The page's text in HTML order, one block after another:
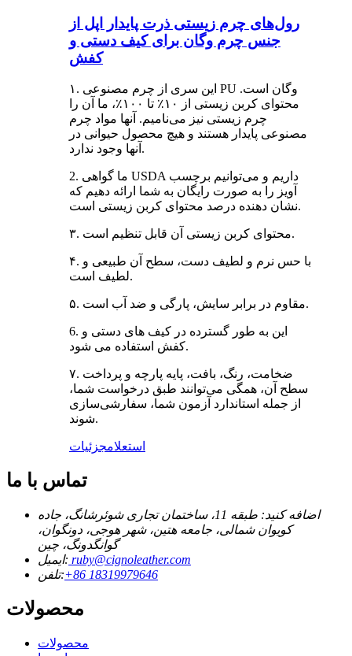
رول‌های چرم زیستی ذرت پایدار اپل از
جنس چرم وگان برای کیف دستی و
کفش
۱. این سری از چرم مصنوعی PU وگان است.
محتوای کربن زیستی از ۱۰٪ تا ۱۰۰٪، ما آن را
چرم زیستی نیز می‌نامیم. آنها مواد چرم
مصنوعی پایدار هستند و هیچ محصول حیوانی در
آنها وجود ندارد.
2. ما گواهی USDA داریم و می‌توانیم برچسب
آویز را به صورت رایگان به شما ارائه دهیم که
نشان دهنده درصد محتوای کربن زیستی است.
۳. محتوای کربن زیستی آن قابل تنظیم است.
۴. با حس نرم و لطیف دست، سطح آن طبیعی و
لطیف است.
۵. مقاوم در برابر سایش، پارگی و ضد آب است.
6. این به طور گسترده در کیف های دستی و
کفش استفاده می شود.
۷. ضخامت، رنگ، بافت، پایه پارچه و پرداخت
سطح آن، همگی می‌توانند طبق درخواست شما،
از جمله استاندارد آزمون شما، سفارشی‌سازی
شوند.
استعلامجزئیات
تماس با ما
اضافه کنید: طبقه 11، ساختمان تجاری شوئرشانگ، جاده
کویوان شمالی، جامعه هتین، شهر هوجی، دونگوان،
گوانگدونگ، چین
ایمیل: ruby@cignoleather.com
تلفن:‎+86 18319979646‎
محصولات
محصولات